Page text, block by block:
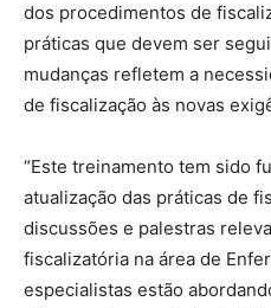
dos procedimentos de
práticas que devem ser
mudanças refletem a
de fiscalização às novas
“Este treinamento tem sido
atualização das práticas de
discussões e palestras
fiscalizatória na área de
especialistas estão